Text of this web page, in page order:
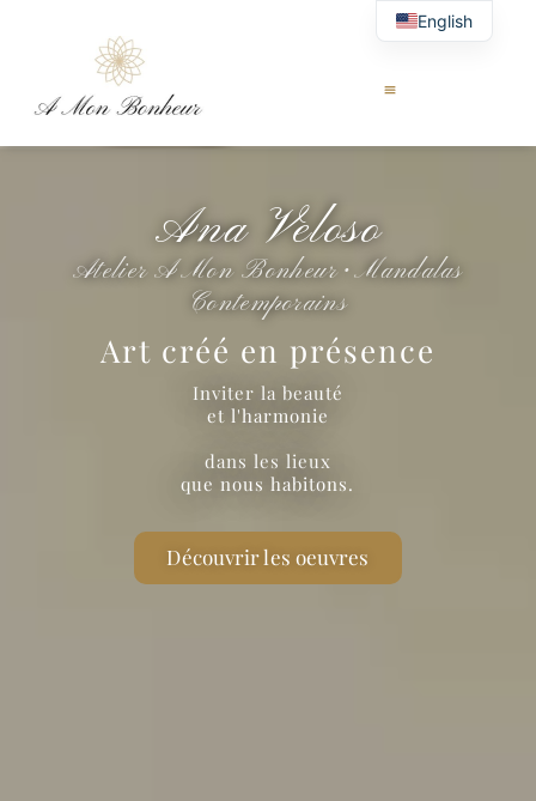
Ana Veloso
Atelier A Mon Bonheur • Mandalas
Contemporains
Art créé en présence
Inviter la beauté
et l'harmonie
dans les lieux
que nous habitons.
Découvrir les oeuvres
English